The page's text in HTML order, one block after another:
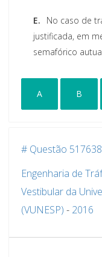
E.
No caso de
justificada, em
semafórico
A B
# Questão 517638
Engenharia de
Vestibular da
(VUNESP) - 2016